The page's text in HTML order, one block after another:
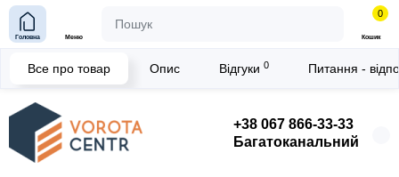
+38 067 866-33-33
Багатоканальний
Головна Меню
0
Кошик
Все про товар Опис Відгуки 0 Питання -